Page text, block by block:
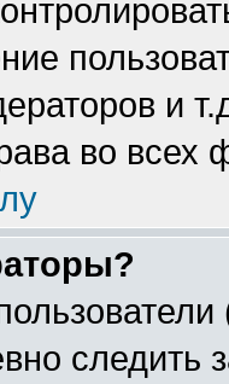
и
во всех
следить